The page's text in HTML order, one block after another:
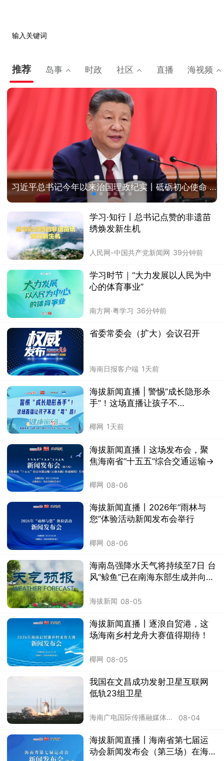
输入关键词
推荐 岛事 时政 社区 直播 海视频
习近平总书记今年以来治国理政纪实丨砥砺初心使命 把党建设得更加坚强有力
学习·知行丨总书记点赞的非遗苗
绣焕发新生机
人民网-中国共产党新闻网 39分钟前
学习时节｜“大力发展以人民为中
心的体育事业”
南方网·粤学习 36分钟前
省委常委会（扩大）会议召开
海南日报客户端 1天前
海拔新闻直播 | 警惕“成长隐形杀
手”！这场直播让孩子不
椰网 1天前
海拔新闻直播丨这场发布会，聚
焦海南省“十五五”综合交通运输→
椰网 08-06
海拔新闻直播丨2026年“雨林与
您”体验活动新闻发布会举行
椰网 08-06
海南岛强降水天气将持续至7日 台
风“鲸鱼”已在南海东部生成并向菲
海拔新闻 08-05
海拔新闻直播丨逐浪自贸港，这
场海南乡村龙舟大赛值得期待！
椰网 08-05
我国在文昌成功发射卫星互联网
低轨23组卫星
海南广电国际传播融媒体中心 08-04
海拔新闻直播丨海南省第七届运
动会新闻发布会（第三场）在海